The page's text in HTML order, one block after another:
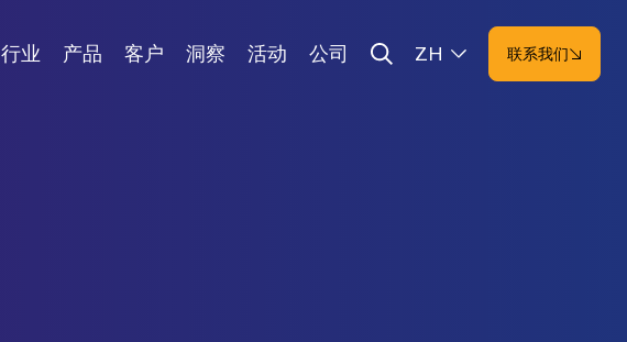
行业
产品 客户 洞察 活动 公司 ZH 联系我们